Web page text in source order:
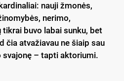
nauji žmonės,
nerimo,
buvo labai sunku, bet
čia atvažiavau ne šiaip sau
svajonę – tapti aktoriumi.